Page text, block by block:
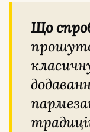
Що